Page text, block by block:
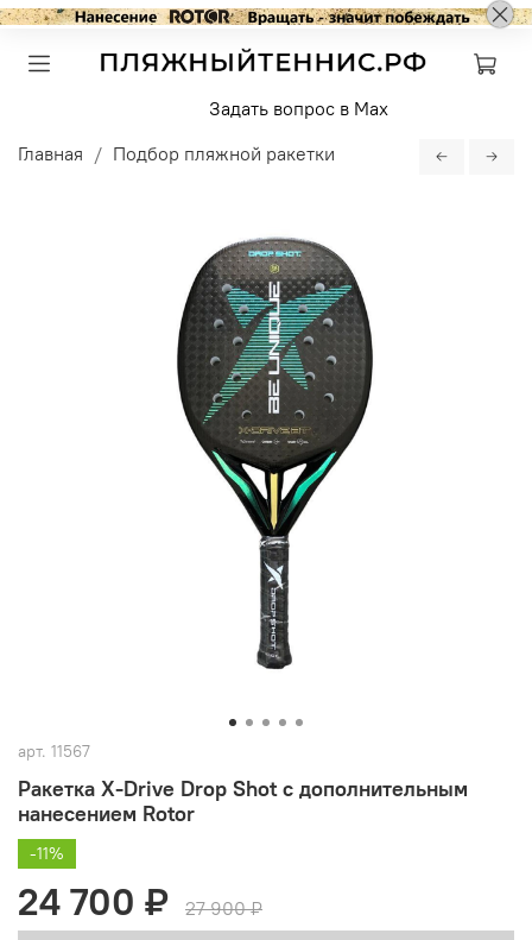
Задать вопрос в Max
Главная
Подбор пляжной ракетки
арт. 11567
Ракетка X-Drive Drop Shot с дополнительным
нанесением Rotor
-11%
24 700 ₽
27 900 ₽